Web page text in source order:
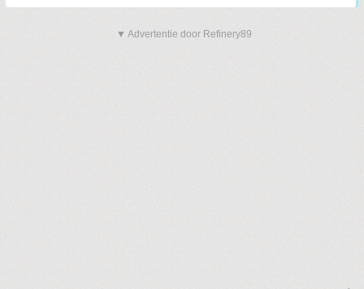
▼ Advertentie door Refinery89